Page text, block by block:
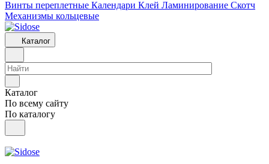
Винты переплетные Календари Клей Ламинирование Скотч
Механизмы кольцевые
Каталог
Каталог
По всему сайту
По каталогу